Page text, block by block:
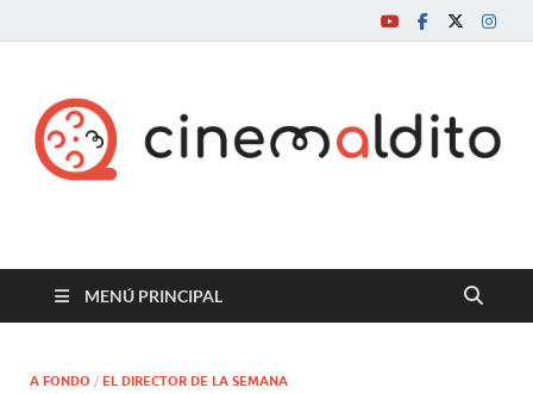
Cine maldito
MENÚ PRINCIPAL
A FONDO / EL DIRECTOR DE LA SEMANA